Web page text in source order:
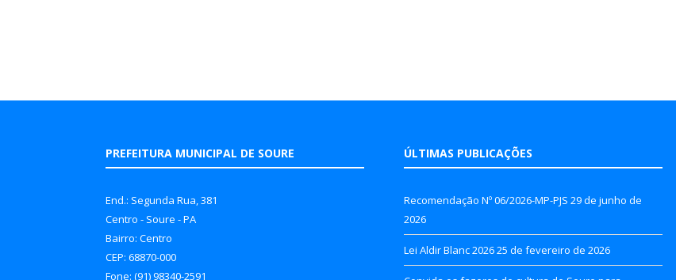
PREFEITURA MUNICIPAL DE SOURE
End.: Segunda Rua, 381
Centro - Soure - PA
Bairro: Centro
CEP: 68870-000
Fone: (91) 98340-2591
ÚLTIMAS PUBLICAÇÕES
Recomendação Nº 06/2026-MP-PJS 29 de junho de
2026
Lei Aldir Blanc 202625 de fevereiro de 2026